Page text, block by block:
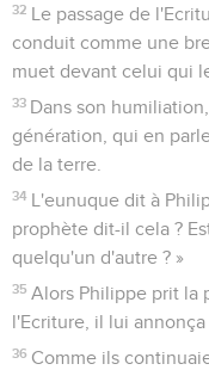
32 Le passage de
conduit comme une
muet devant celui qui
33 Dans son
génération, qui en
de la terre.
34 L'eunuque dit à
prophète dit-il cela ?
quelqu'un d'autre ? »
35 Alors Philippe prit la
l'Ecriture, il lui
36 Comme ils